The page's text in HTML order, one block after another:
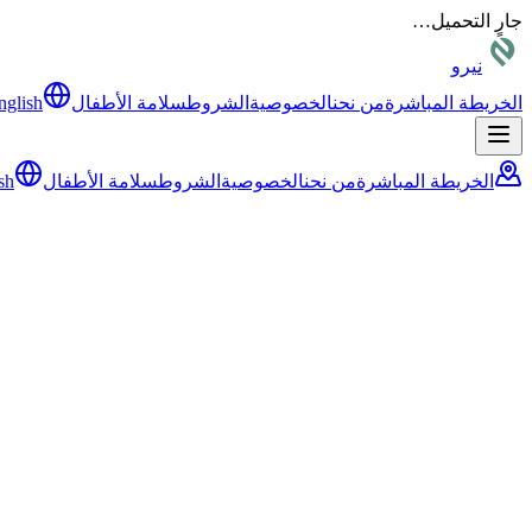
جارٍ التحميل…
نيرو
الخريطة المباشرةمن نحنالخصوصية الشروطسلامة الأطفال
الخريطة المباشرةمن نحنالخصوصية الشروطسلامة الأطفال